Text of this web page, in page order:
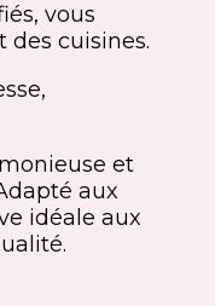
vous
des cuisines.
et
aux
idéale aux